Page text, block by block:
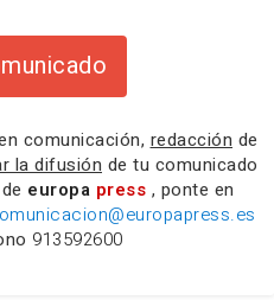
comunicación, redacción de
la difusión de tu comunicado
europa press , ponte en
913592600